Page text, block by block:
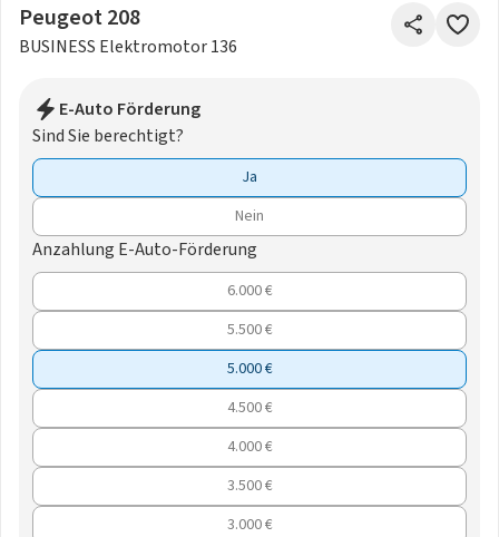
Peugeot 208
BUSINESS Elektromotor 136
E-Auto Förderung
Sind Sie berechtigt?
Ja
Nein
Anzahlung E-Auto-Förderung
6.000 €
5.500 €
5.000 €
4.500 €
4.000 €
3.500 €
3.000 €